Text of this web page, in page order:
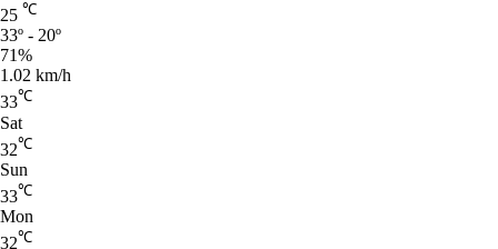
25 ℃
33º - 20º
71%
1.02 km/h
33℃
Sat
32℃
Sun
33℃
Mon
32℃